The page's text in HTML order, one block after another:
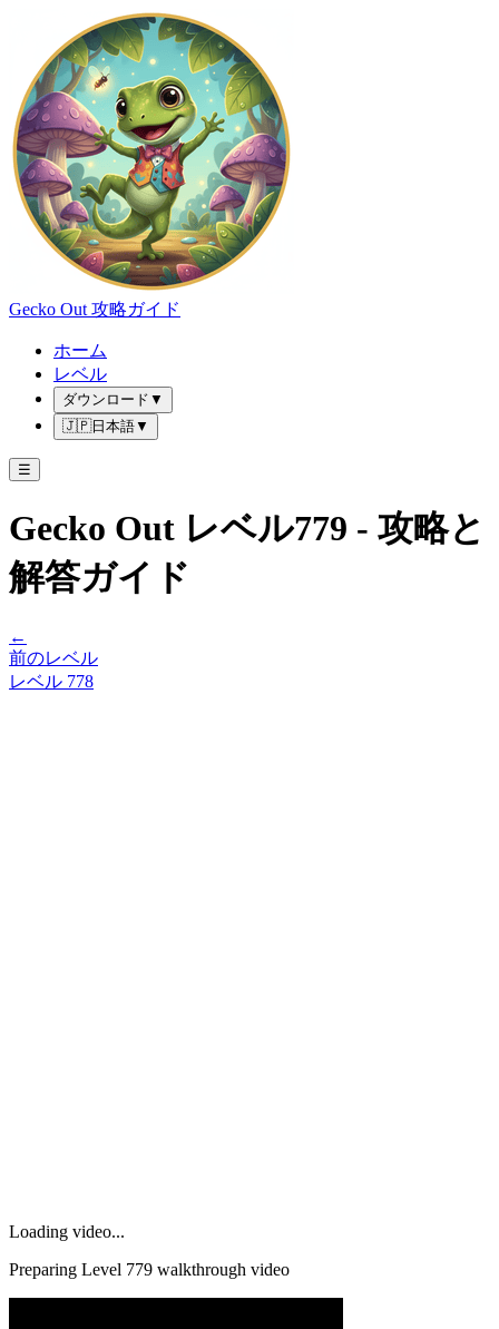
Gecko Out 攻略ガイド
ホーム
レベル
ダウンロード ▼
🇯🇵日本語▼
☰
Gecko Out レベル779 - 攻略と
解答ガイド
←
前のレベル
レベル 778
Loading video...
Preparing Level 779 walkthrough video